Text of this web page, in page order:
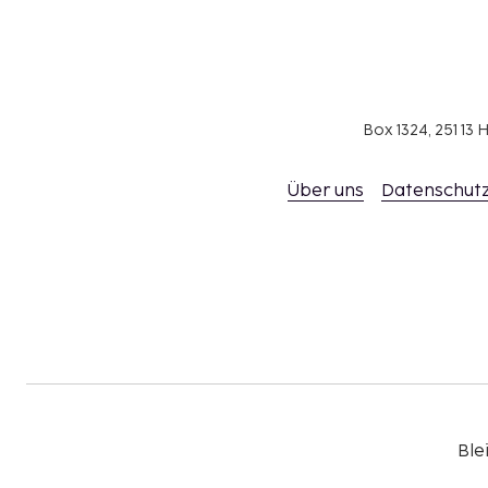
Geschlechtsidentität willkommen (LGBTQ+-
Box 1324, 251 13
Über uns